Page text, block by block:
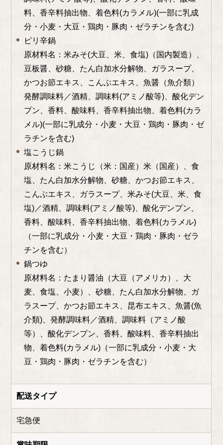
料、香辛料抽出物、着色料(カラメル)(一部に乳成
分・小麦・大豆・鶏肉・豚肉・ゼラチンを含む)
ピリ辛鍋
原材料名：米みそ(大豆、米、食塩)（国内製造）、
豆板醤、砂糖、たん白加水分解物、ガラスープ、
かつお節エキス、こんぶエキス、魚醤（魚介類）
発酵調味料／酒精、調味料(アミノ酸等)、酸化デン
プン、香料、酸味料、香辛料抽出物、着色料(カラ
メル)(一部に乳成分・小麦・大豆・鶏肉・豚肉・ゼ
ラチンを含む)
塩こうじ鍋
原材料名：米こうじ（米：国産）米（国産）、食
塩、たん白加水分解物、砂糖、かつお節エキス、
こんぶエキス、ガラスープ、米みそ(大豆、米、食
塩)／酒精、調味料(アミノ酸等)、酸化デンプン、
香料、酸味料、香辛料抽出物、着色料(カラメル)
（一部に乳成分・小麦・大豆・鶏肉・豚肉・ゼラ
チンを含む）
鍋つゆ
原材料名：たまり醤油（大豆（アメリカ）、大
麦、食塩、小麦）、砂糖、たん白加水分解物、ガ
ラスープ、かつお節エキス、昆布エキス、魚醤(魚
介類)、発酵調味料／酒精、調味料（アミノ酸
等）、酸化デンプン、香料、酸味料、香辛料抽出
物、着色料(カラメル) （一部に乳成分・小麦・大
豆・鶏肉・豚肉・ゼラチンを含む）
配送タイプ
宅急便